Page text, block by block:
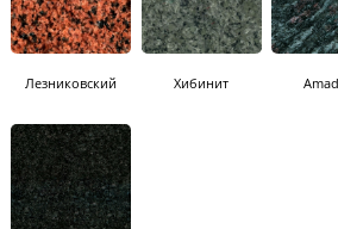
Лезниковский Хибинит